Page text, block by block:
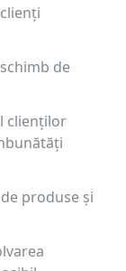
de
clienților
produse și